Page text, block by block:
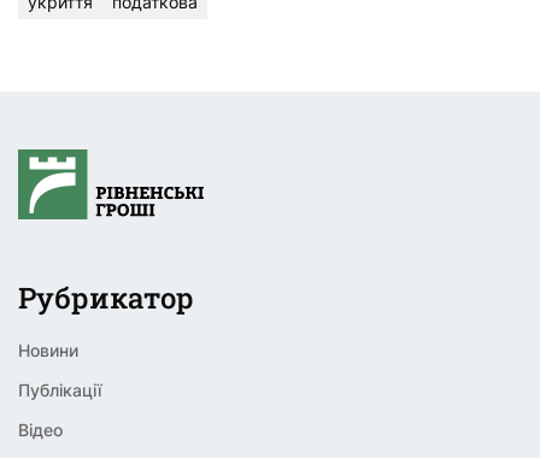
Рубрикатор
Новини
Публікації
Відео